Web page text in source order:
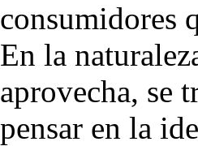
consumidores
En la
aprovecha, se
pensar en la